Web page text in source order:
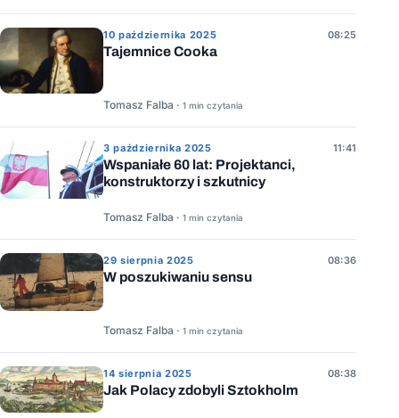
10 października 2025 08:25
Tajemnice Cooka
Tomasz Falba · 1 min czytania
3 października 2025 11:41
Wspaniałe 60 lat: Projektanci,
konstruktorzy i szkutnicy
Tomasz Falba · 1 min czytania
29 sierpnia 2025 08:36
W poszukiwaniu sensu
Tomasz Falba · 1 min czytania
14 sierpnia 2025 08:38
Jak Polacy zdobyli Sztokholm